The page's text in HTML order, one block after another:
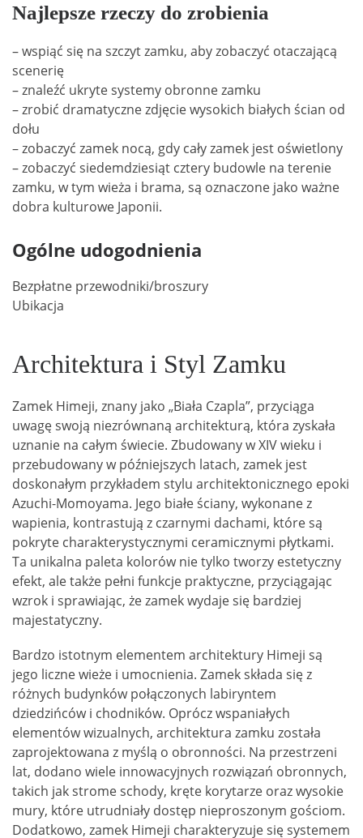
Najlepsze rzeczy do zrobienia
– wspiąć się na szczyt zamku, aby zobaczyć otaczającą
scenerię
– znaleźć ukryte systemy obronne zamku
– zrobić dramatyczne zdjęcie wysokich białych ścian od
dołu
– zobaczyć zamek nocą, gdy cały zamek jest oświetlony
– zobaczyć siedemdziesiąt cztery budowle na terenie
zamku, w tym wieża i brama, są oznaczone jako ważne
dobra kulturowe Japonii.
Ogólne udogodnienia
Bezpłatne przewodniki/broszury
Ubikacja
Architektura i Styl Zamku
Zamek Himeji, znany jako „Biała Czapla”, przyciąga
uwagę swoją niezrównaną architekturą, która zyskała
uznanie na całym świecie. Zbudowany w XIV wieku i
przebudowany w późniejszych latach, zamek jest
doskonałym przykładem stylu architektonicznego epoki
Azuchi-Momoyama. Jego białe ściany, wykonane z
wapienia, kontrastują z czarnymi dachami, które są
pokryte charakterystycznymi ceramicznymi płytkami.
Ta unikalna paleta kolorów nie tylko tworzy estetyczny
efekt, ale także pełni funkcje praktyczne, przyciągając
wzrok i sprawiając, że zamek wydaje się bardziej
majestatyczny.
Bardzo istotnym elementem architektury Himeji są
jego liczne wieże i umocnienia. Zamek składa się z
różnych budynków połączonych labiryntem
dziedzińców i chodników. Oprócz wspaniałych
elementów wizualnych, architektura zamku została
zaprojektowana z myślą o obronności. Na przestrzeni
lat, dodano wiele innowacyjnych rozwiązań obronnych,
takich jak strome schody, kręte korytarze oraz wysokie
mury, które utrudniały dostęp nieproszonym gościom.
Dodatkowo, zamek Himeji charakteryzuje się systemem